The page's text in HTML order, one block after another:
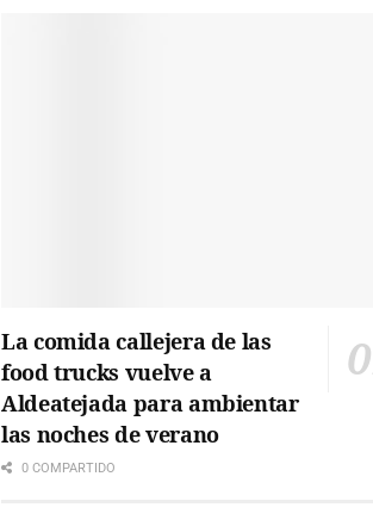
La comida callejera de las
food trucks vuelve a
Aldeatejada para ambientar
las noches de verano
0 COMPARTIDO